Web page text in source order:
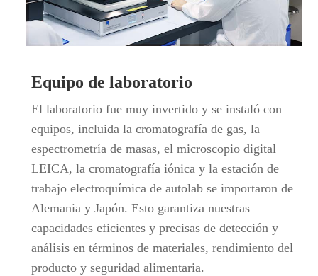
Equipo de laboratorio
El laboratorio fue muy invertido y se instaló con
equipos, incluida la cromatografía de gas, la
espectrometría de masas, el microscopio digital
LEICA, la cromatografía iónica y la estación de
trabajo electroquímica de autolab se importaron de
Alemania y Japón. Esto garantiza nuestras
capacidades eficientes y precisas de detección y
análisis en términos de materiales, rendimiento del
producto y seguridad alimentaria.